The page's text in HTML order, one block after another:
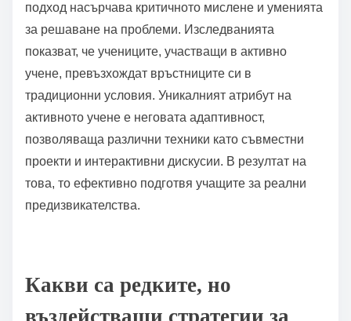
максимизирайки ефективността на ученето и
продължителността на задържането.
Какво е значението на активното учене?
позволяваща различни техники като съвместни